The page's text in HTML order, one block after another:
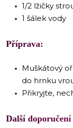
1/2 lžičky
1 šálek vody
Příprava:
Muškátový
do hrnku
Přikryjte,
Další doporučení